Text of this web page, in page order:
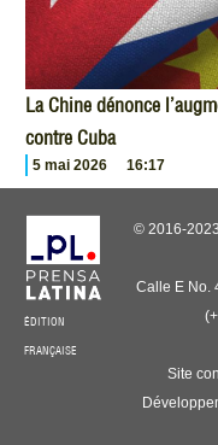
La Chine dénonce
contre Cuba
5 mai 2026 16:17
ÉDITION
FRANÇAISE
© 2016-
Calle E No.
Site